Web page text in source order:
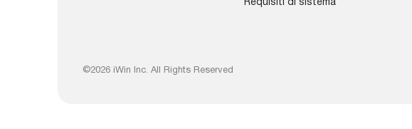
Requisiti di sistema
©2026 iWin Inc. All Rights Reserved